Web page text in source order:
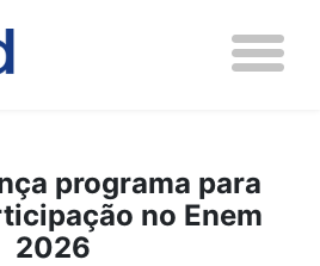
programa para
no Enem
2026